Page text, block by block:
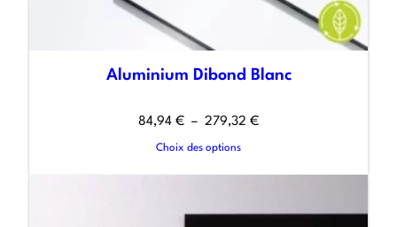
Aluminium Dibond Blanc
84,94 € – 279,32 €
Choix des options